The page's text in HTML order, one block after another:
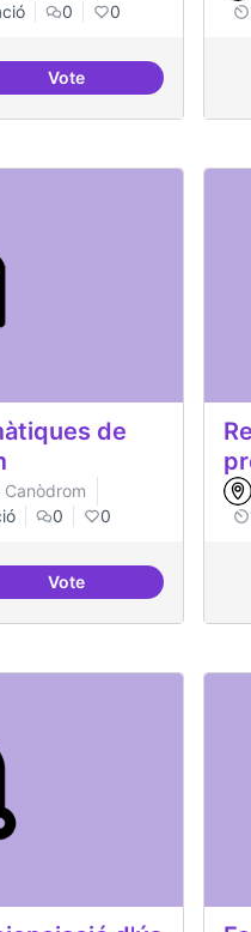
0 0
VoteLobby per FLOSS i
de
0 0
VoteEstablir les àrees o